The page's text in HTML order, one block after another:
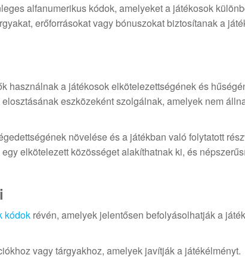
alfanumerikus kódok, amelyeket a játékosok
erőforrásokat vagy bónuszokat biztosítanak a
használnak a játékosok elkötelezettségének és
eszközeként szolgálnak, amelyek nem
növelése és a játékban való folytatott
elkötelezett közösséget alakíthatnak ki, és
kódok révén, amelyek jelentősen befolyásolhatják a
vagy tárgyakhoz, amelyek javítják a játékélményt.